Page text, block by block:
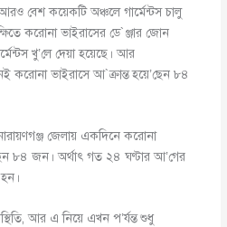
বেশ কয়েকটি অঞ্চলে গার্মেন্টস চালু
করোনা ভাইরাসের ডে`ঞ্জার জোন
খু’লে দেয়া হয়েছে। আর
করোনা ভাইরাসে আ`ক্রান্ত হয়ে’ছেন ৮৪
জেলায় একদিনে করোনা
৮৪ জন। অর্থাৎ গত ২৪ ঘণ্টার আ’গের
আর এ নিয়ে এখন প’র্যন্ত শুধু